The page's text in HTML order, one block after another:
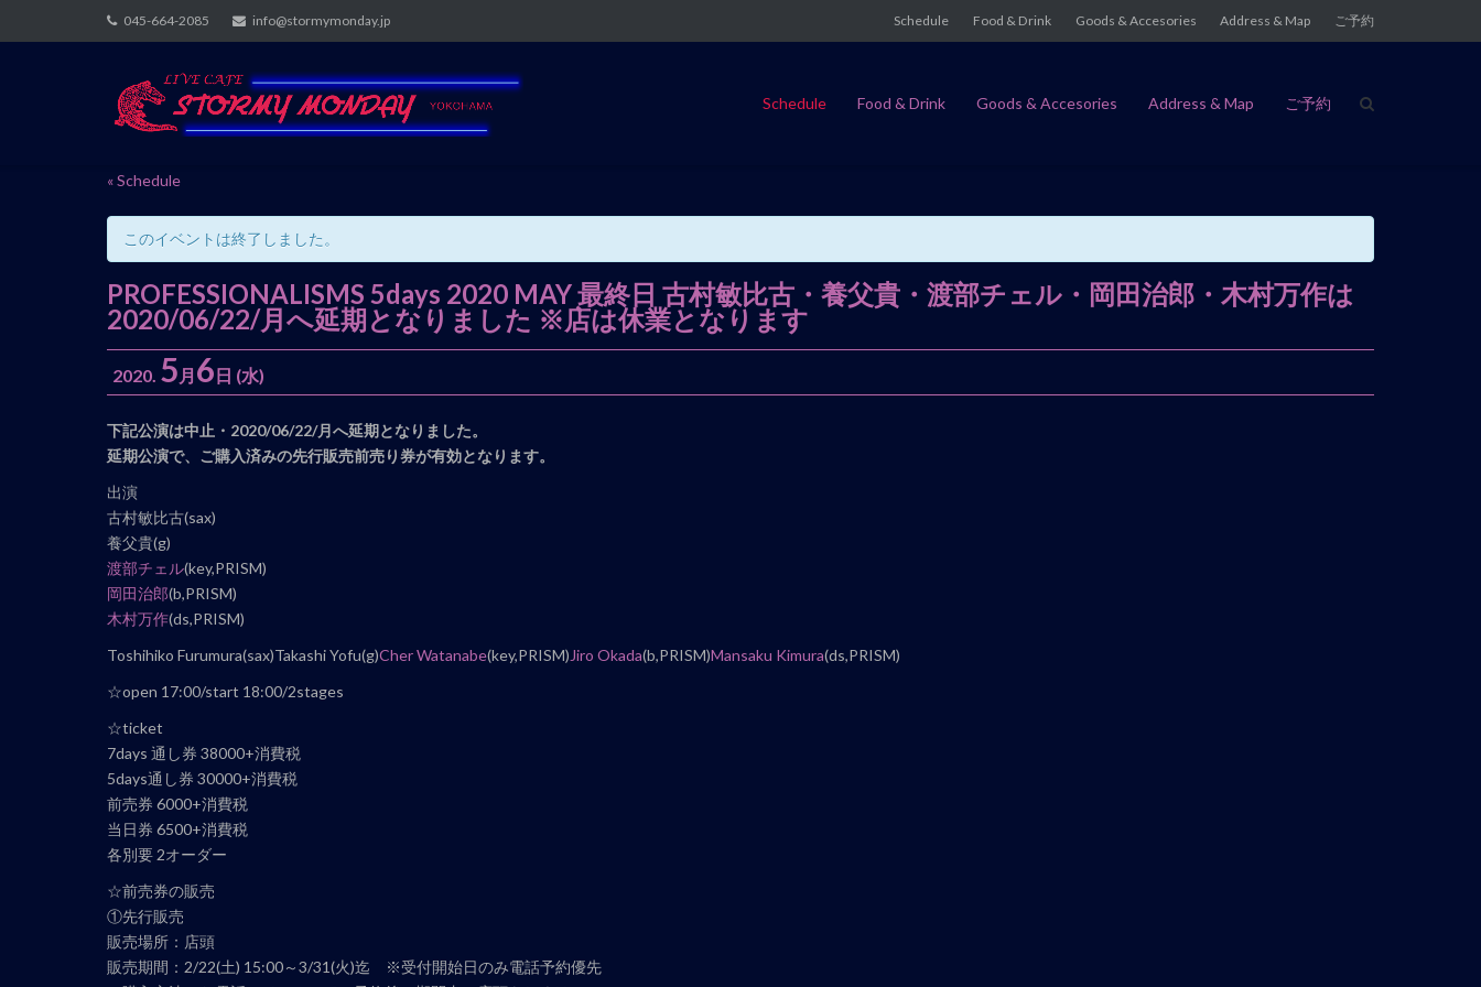
to
045-664-2085 info@stormymonday.jp Schedule Food & Drink Goods & Accesories Address & Map ご予約
Schedule Food & Drink Goods & Accesories Address & Map ご予約
« Schedule
このイベントは終了しました。
PROFESSIONALISMS 5days 2020 MAY 最終日 古村敏比古・養父貴・渡部チェル・岡田治郎・木村万作は
2020/06/22/月へ延期となりました ※店は休業となります
2020. 5 月 6 日 (水)
イ
ベ
ン
ト
ナ
ビ
ゲ
ー
ョ
ン
下記公演は中止・2020/06/22/月へ延期となりました。
延期公演で、ご購入済みの先行販売前売り券が有効となります。
出演
古村敏比古(sax)
養父貴(g)
渡部チェル(key,PRISM)
岡田治郎(b,PRISM)
木村万作(ds,PRISM)
Toshihiko Furumura(sax)Takashi Yofu(g)Cher Watanabe(key,PRISM)Jiro Okada(b,PRISM)Mansaku Kimura(ds,PRISM)
☆open 17:00/start 18:00/2stages
☆ticket
7days 通し券 38000+消費税
5days通し券 30000+消費税
前売券 6000+消費税
当日券 6500+消費税
各別要 2オーダー
☆前売券の販売
①先行販売
販売場所：店頭
販売期間：2/22(土) 15:00～3/31(火)迄 ※受付開始日のみ電話予約優先